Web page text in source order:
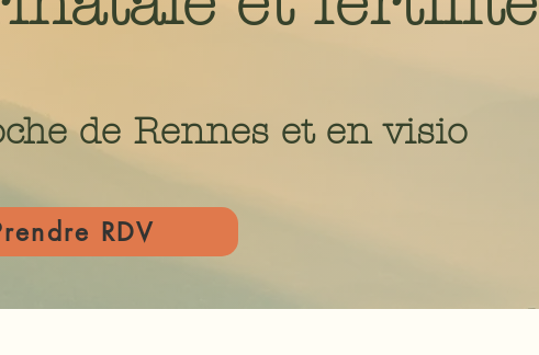
de Rennes et en visio
RDV